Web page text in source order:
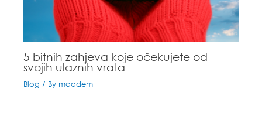
5 bitnih zahjeva koje očekujete od
svojih ulaznih vrata
Blog / By maadem